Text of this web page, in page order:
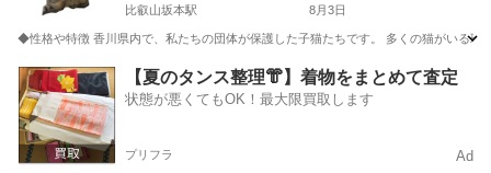
比叡山坂本駅 8月3日
◆性格や特徴 香川県内で、私たちの団体が保護した子猫たちです。 多くの猫がいる
滋賀 大津市 比叡山坂本駅 猫 健康状態
【夏のタンス整理👘】着物をまとめて査定
状態が悪くてもOK！最大限買取します
プリフラ Ad